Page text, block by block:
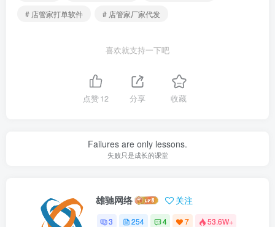
# 店管家打单软件
# 店管家厂家代发
喜欢就支持一下吧
点赞12 分享 收藏
Failures are only lessons.
失败只是成长的课堂
雄驰网络 关注
3 254 4 7 53.6W+